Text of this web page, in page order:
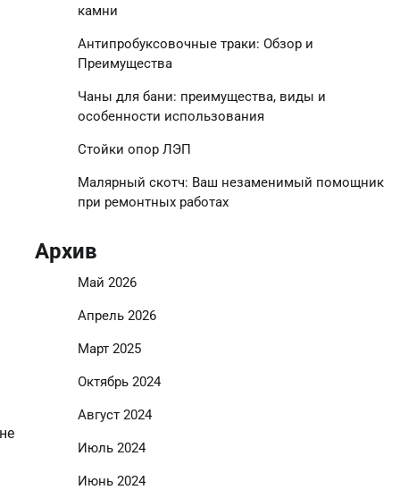
камни
Антипробуксовочные траки: Обзор и
Преимущества
Чаны для бани: преимущества, виды и
особенности использования
Стойки опор ЛЭП
Малярный скотч: Ваш незаменимый помощник
при ремонтных работах
Архив
Май 2026
Апрель 2026
Март 2025
Октябрь 2024
Август 2024
Июль 2024
Июнь 2024